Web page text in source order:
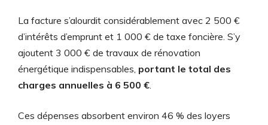
La facture s’alourdit considérablement avec 2 500 €
d’intérêts d’emprunt et 1 000 € de taxe foncière. S’y
ajoutent 3 000 € de travaux de rénovation
énergétique indispensables, portant le total des
charges annuelles à 6 500 €.
Ces dépenses absorbent environ 46 % des loyers